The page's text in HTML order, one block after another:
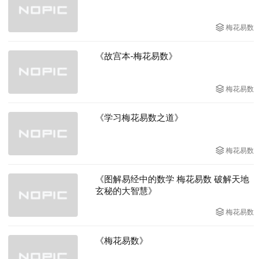
梅花易数
《故宫本-梅花易数》
梅花易数
《学习梅花易数之道》
梅花易数
《图解易经中的数学 梅花易数 破解天地
玄秘的大智慧》
梅花易数
《梅花易数》